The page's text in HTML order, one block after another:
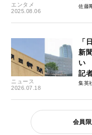
エンタメ
2025.08.06
佐藤
ニュース
2026.07.18
「
新
い
記
集英
会員